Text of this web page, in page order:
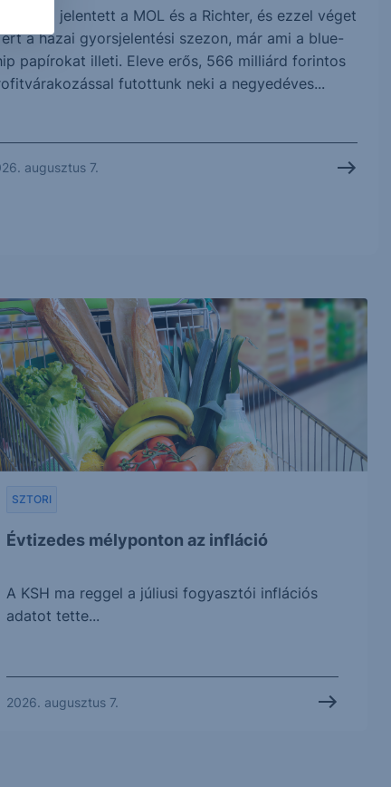
reggel jelentett a MOL és a Richter, és ezzel véget
a hazai gyorsjelentési szezon, már ami a blue-
papírokat illeti. Eleve erős, 566 milliárd forintos
futottunk neki a negyedéves...
augusztus 7.
Évtizedes mélyponton az infláció
SZTORI
A KSH ma reggel a júliusi fogyasztói inflációs
adatot tette...
2026. augusztus 7.